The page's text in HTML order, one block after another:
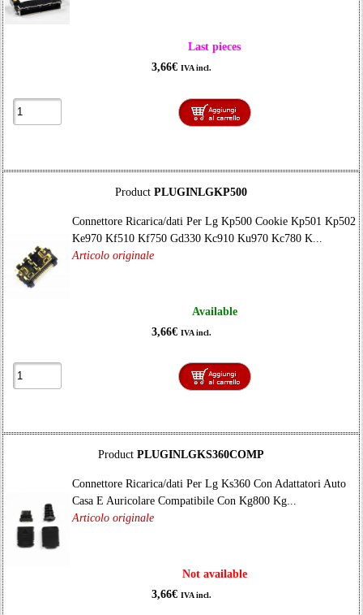
Last pieces
3,66€ IVA incl.
Product PLUGINLGKP500
Connettore Ricarica/dati Per Lg Kp500 Cookie Kp501 Kp502
Ke970 Kf510 Kf750 Gd330 Kc910 Ku970 Kc780 K...
Articolo originale
Available
3,66€ IVA incl.
Product PLUGINLGKS360COMP
Connettore Ricarica/dati Per Lg Ks360 Con Adattatori Auto
Casa E Auricolare Compatibile Con Kg800 Kg...
Articolo originale
Not available
3,66€ IVA incl.